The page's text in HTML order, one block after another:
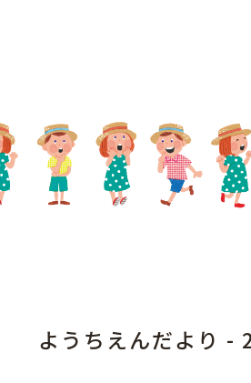
ようちえんだより -